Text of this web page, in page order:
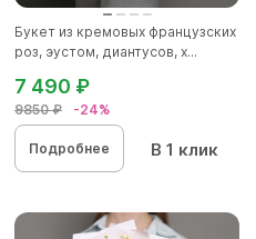
Букет из кремовых французских
роз, эустом, диантусов, х...
9850 ₽ -24%
7 490 ₽
Подробнее В 1 клик